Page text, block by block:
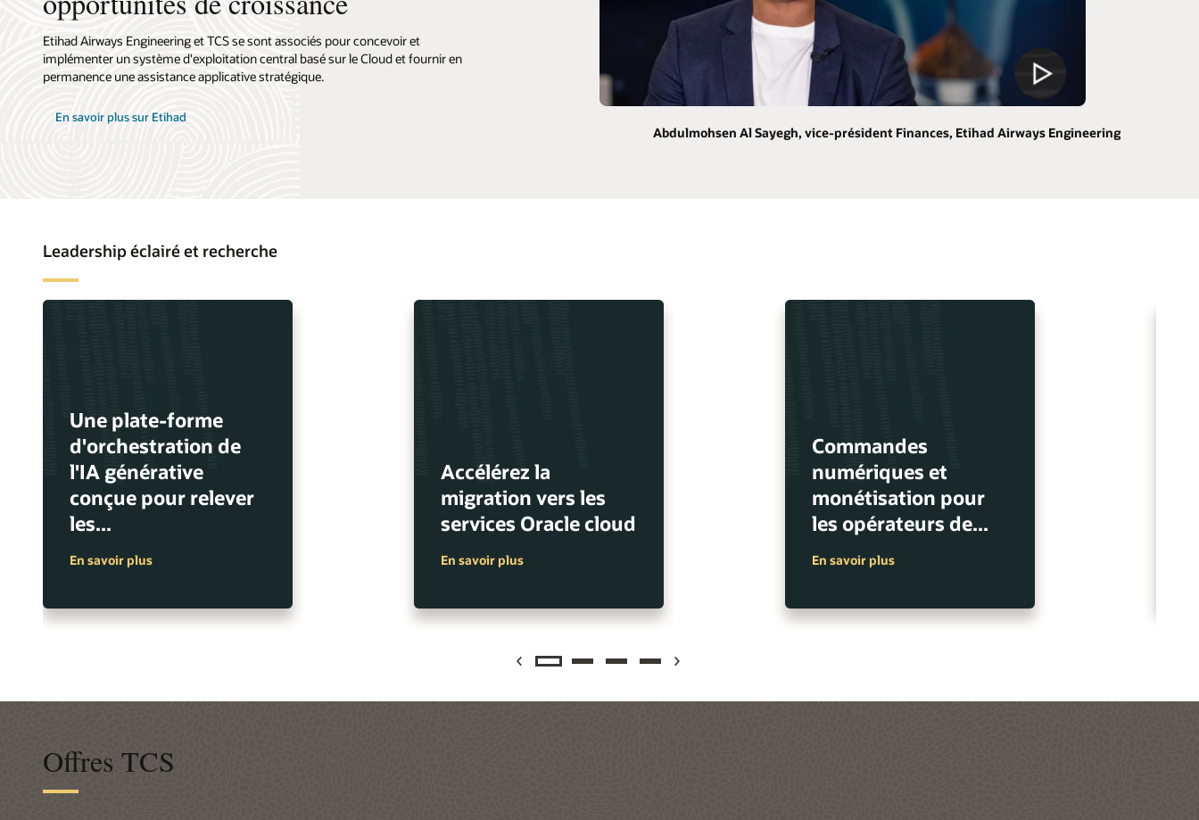
Etihad Airways Engineering et TCS se sont associés pour concevoir et
implémenter un système d'exploitation central basé sur le Cloud et fournir en
permanence une assistance applicative stratégique.
En savoir plus sur Etihad
Abdulmohsen Al Sayegh, vice-président Finances, Etihad Airways Engineering
Leadership éclairé et recherche
Une plate-forme
d'orchestration de
l'IA générative
conçue pour relever
les...
En savoir plus
Accélérez la
migration vers les
services Oracle cloud
En savoir plus
Commandes
numériques et
monétisation pour
les opérateurs de...
En savoir plus
Offres TCS